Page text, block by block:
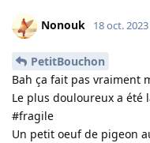
Nonouk 18 oct. 2023
PetitBouchon
Bah ça fait pas vraiment
Le plus douloureux a été
#fragile
Un petit oeuf de pigeon